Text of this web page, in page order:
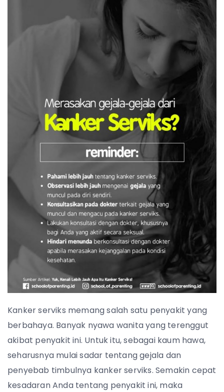
Kanker serviks memang salah satu penyakit yang
berbahaya. Banyak nyawa wanita yang terenggut
akibat penyakit ini. Untuk itu, sebagai kaum hawa,
seharusnya mulai sadar tentang gejala dan
penyebab timbulnya kanker serviks. Semakin cepat
kesadaran Anda tentang penyakit ini, maka